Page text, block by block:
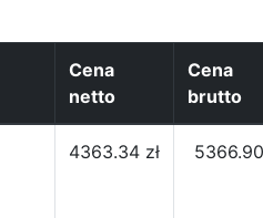
Cena
netto
Cena
brutto
4363.34 zł